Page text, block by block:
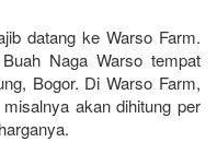
datang ke Warso Farm.
Naga Warso tempat
Bogor. Di Warso Farm,
akan dihitung per